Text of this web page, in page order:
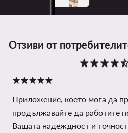
Отзиви от
Приложение, което мога да
продължавайте да работите
Вашата надеждност и